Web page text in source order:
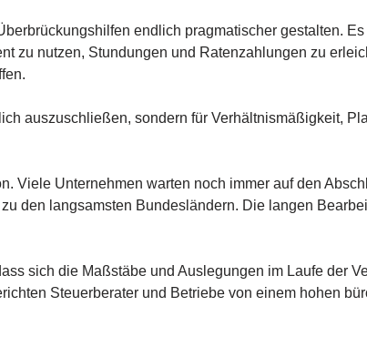
endlich pragmatischer gestalten.
zu nutzen, Stundungen und Ratenzahlungen zu
auszuschließen, sondern für Verhältnismäßigkeit,
Viele Unternehmen warten noch immer auf den
den langsamsten Bundesländern. Die langen
sich die Maßstäbe und Auslegungen im Laufe der
Steuerberater und Betriebe von einem hohen